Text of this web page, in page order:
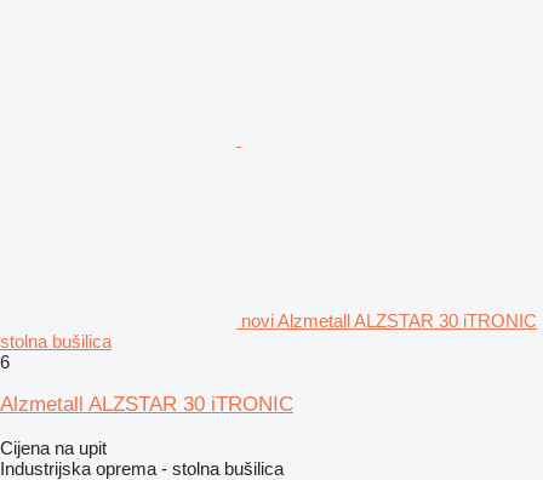
novi Alzmetall ALZSTAR 30 iTRONIC
stolna bušilica
6
Alzmetall ALZSTAR 30 iTRONIC
Cijena na upit
Industrijska oprema - stolna bušilica